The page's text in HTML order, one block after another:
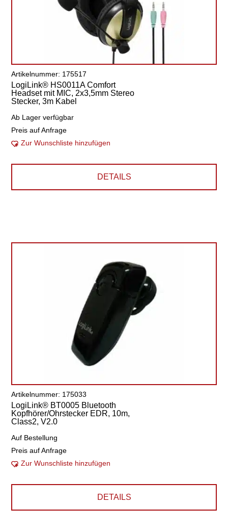
Artikelnummer: 175517
LogiLink® HS0011A Comfort
Headset mit MIC, 2x3,5mm Stereo
Stecker, 3m Kabel
Ab Lager verfügbar
Preis auf Anfrage
Zur Wunschliste hinzufügen
DETAILS
Artikelnummer: 175033
LogiLink® BT0005 Bluetooth
Kopfhörer/Ohrstecker EDR, 10m,
Class2, V2.0
Auf Bestellung
Preis auf Anfrage
Zur Wunschliste hinzufügen
DETAILS